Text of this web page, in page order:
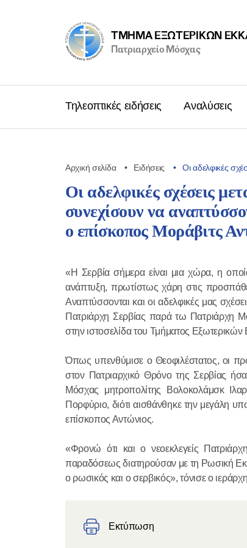
ΤΜΉΜΑ ΕΞΩΤΕΡΙΚΩΝ
Πατριαρχείο Μόσχας
Τηλεοπτικές ειδήσεις Αναλύσεις
Αρχική σελίδα Ειδήσεις Οι αδελφικές
Οι αδελφικές σχέσεις
συνεχίσουν να
ο επίσκοπος Μοράβιτς
«Η Σερβία σήμερα είναι μια χώρα, η
ανάπτυξη, πρωτίστως χάρη στις
Αναπτύσσονται και οι αδελφικές μας
Πατριάρχη Σερβίας παρά τω Πατριάρχη
στην ιστοσελίδα του Τμήματος
Όπως υπενθύμισε ο Θεοφιλέστατος, οι
στον Πατριαρχικό Θρόνο της Σερβίας
Μόσχας μητροπολίτης Βολοκολάμσκ
Πορφύριο, διότι αισθάνθηκε την μεγάλη
επίσκοπος Αντώνιος.
«Φρονώ ότι και ο νεοεκλεγείς
παραδόσεως διατηρούσαν με τη Ρωσική
ο ρωσικός και ο σερβικός», τόνισε ο
Εκτύπωση